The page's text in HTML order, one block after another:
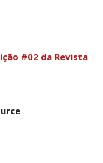
#02 da Revista